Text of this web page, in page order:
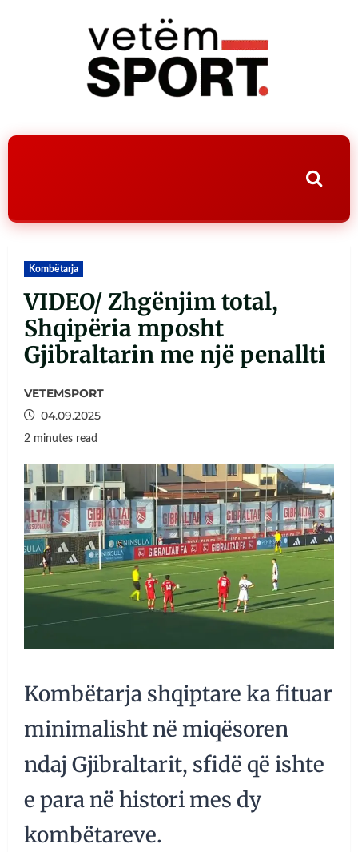
Kombëtarja
VIDEO/ Zhgënjim total,
Shqipëria mposht
Gjibraltarin me një penallti
VETEMSPORT
04.09.2025
2 minutes read
Kombëtarja shqiptare ka fituar
minimalisht në miqësoren
ndaj Gjibraltarit, sfidë që ishte
e para në histori mes dy
kombëtareve.